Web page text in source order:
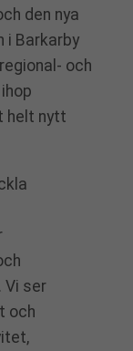
den nya
i Barkarby
och
helt nytt
Vi ser
och